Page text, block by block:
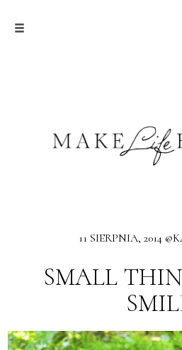
11 SIERPNIA, 2014
SMALL